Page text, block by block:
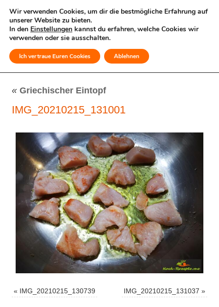
MENÜ
« Griechischer Eintopf
IMG_20210215_131001
« IMG_20210215_130739 IMG_20210215_131037 »
Wir verwenden Cookies, um dir die bestmögliche Erfahrung auf
unserer Website zu bieten.
In den Einstellungen kannst du erfahren, welche Cookies wir
verwenden oder sie ausschalten.
Ich vertraue Euren Cookies Ablehnen